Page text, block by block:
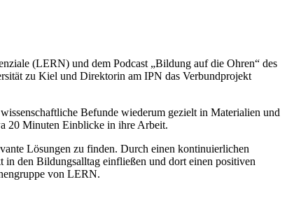
(LERN) und dem Podcast „Bildung auf die Ohren“ des
zu Kiel und Direktorin am IPN das Verbundprojekt
Befunde wiederum gezielt in Materialien und
20 Minuten Einblicke in ihre Arbeit.
Lösungen zu finden. Durch einen kontinuierlichen
in den Bildungsalltag einfließen und dort einen positiven
von LERN.